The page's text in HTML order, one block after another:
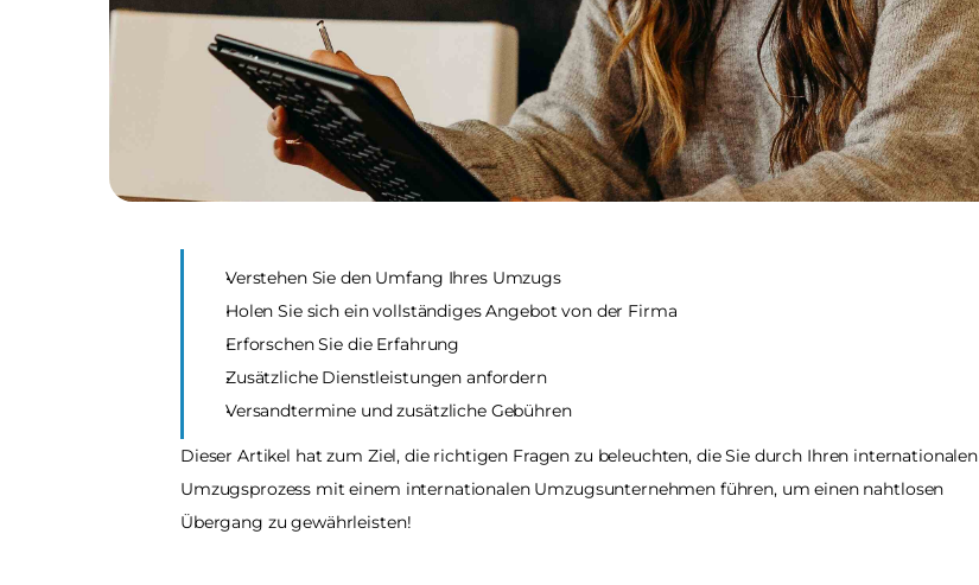
Verstehen Sie den Umfang Ihres Umzugs
Holen Sie sich ein vollständiges Angebot von der Firma
Erforschen Sie die Erfahrung
Zusätzliche Dienstleistungen anfordern
Versandtermine und zusätzliche Gebühren
Dieser Artikel hat zum Ziel, die richtigen Fragen zu beleuchten, die Sie durch Ihren internationalen
Umzugsprozess mit einem internationalen Umzugsunternehmen führen, um einen nahtlosen
Übergang zu gewährleisten!